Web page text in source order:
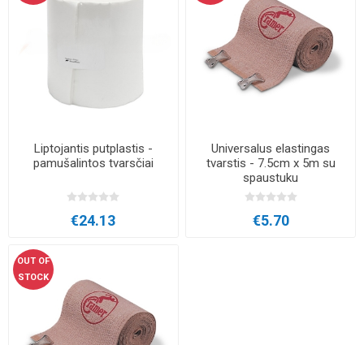
Liptojantis putplastis -
pamušalintos tvarsčiai
€24.13
Universalus elastingas
tvarstis - 7.5cm x 5m su
spaustuku
€5.70
OUT OF
STOCK